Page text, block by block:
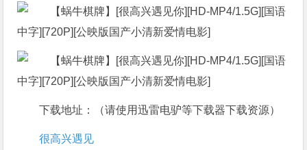
下载地址：（请使用迅雷电驴等下载器下载资源）
很高兴遇见